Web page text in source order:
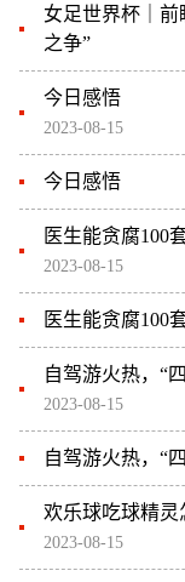
女足世界杯｜
之争”
今日感悟
2023-08-15
今日感悟
医生能贪腐100
2023-08-15
医生能贪腐100
自驾游火热，“
2023-08-15
自驾游火热，“
欢乐球吃球精灵
2023-08-15